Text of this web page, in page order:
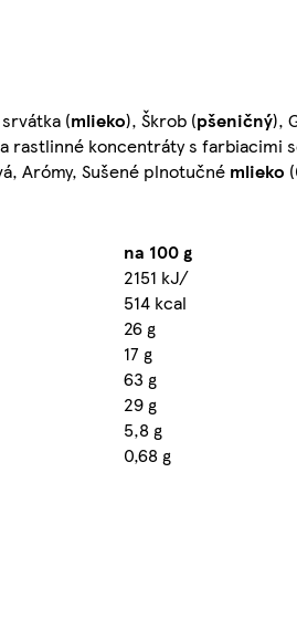
(mlieko), Škrob (pšeničný),
rastlinné koncentráty s farbiacimi
Arómy, Sušené plnotučné mlieko
na 100 g
2151 kJ/
514 kcal
26 g
17 g
63 g
29 g
5,8 g
0,68 g